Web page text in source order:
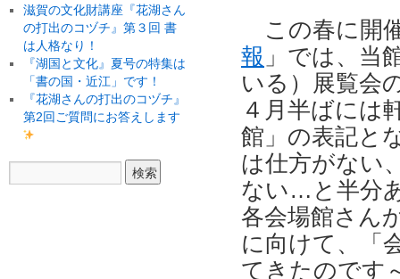
この春に開
報 」では、当
いる）展覧会
４月半ばには
館」の表記と
は仕方がない
ない…と半分
各会場館さん
に向けて、「
てきたのです
滋賀の文化財講座『花湖さん
の打出のコヅチ』第３回 書
は人格なり！
『湖国と文化』夏号の特集は
「書の国・近江」です！
『花湖さんの打出のコヅチ』
第2回ご質問にお答えします